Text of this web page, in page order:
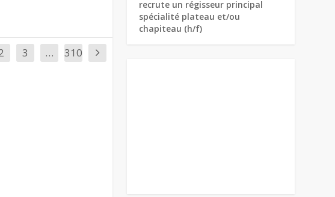
3 … 310
recrute un régisseur principal
spécialité plateau et/ou
chapiteau (h/f)